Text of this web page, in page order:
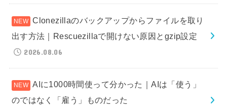
Clonezillaのバックアップからファイルを取り
出す方法｜Rescuezillaで開けない原因とgzip設定
2026.08.06
AIに1000時間使って分かった｜AIは「使う」
のではなく「雇う」ものだった